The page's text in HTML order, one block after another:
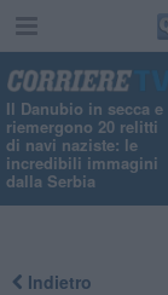
Il Danubio in secca e
riemergono 20 relitti
di navi naziste: le
incredibili immagini
dalla Serbia
Indietro